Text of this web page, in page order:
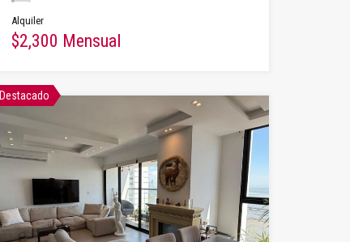
Alquiler
$2,300 Mensual
Destacado